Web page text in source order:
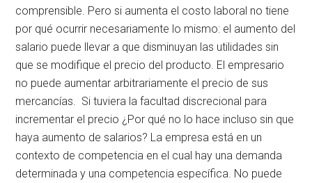
comprensible. Pero si aumenta el costo laboral no tiene
por qué ocurrir necesariamente lo mismo: el aumento del
salario puede llevar a que disminuyan las utilidades sin
que se modifique el precio del producto. El empresario
no puede aumentar arbitrariamente el precio de sus
mercancías. Si tuviera la facultad discrecional para
incrementar el precio ¿Por qué no lo hace incluso sin que
haya aumento de salarios? La empresa está en un
contexto de competencia en el cual hay una demanda
determinada y una competencia específica. No puede